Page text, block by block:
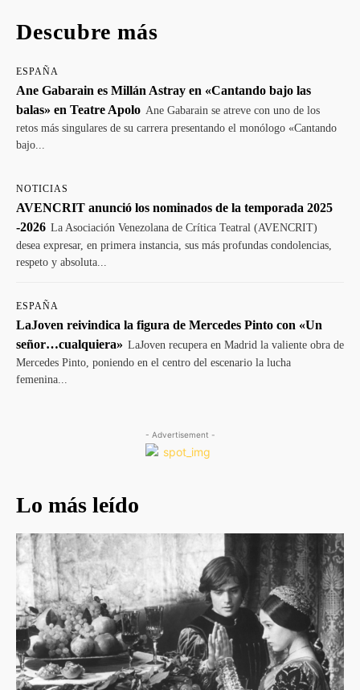
Descubre más
ESPAÑA
Ane Gabarain es Millán Astray en «Cantando bajo las
balas» en Teatre Apolo Ane Gabarain se atreve con uno de los
retos más singulares de su carrera presentando el monólogo «Cantando
bajo...
NOTICIAS
AVENCRIT anunció los nominados de la temporada 2025
-2026 La Asociación Venezolana de Crítica Teatral (AVENCRIT)
desea expresar, en primera instancia, sus más profundas condolencias,
respeto y absoluta...
ESPAÑA
LaJoven reivindica la figura de Mercedes Pinto con «Un
señor…cualquiera» LaJoven recupera en Madrid la valiente obra de
Mercedes Pinto, poniendo en el centro del escenario la lucha
femenina...
- Advertisement -
Lo más leído